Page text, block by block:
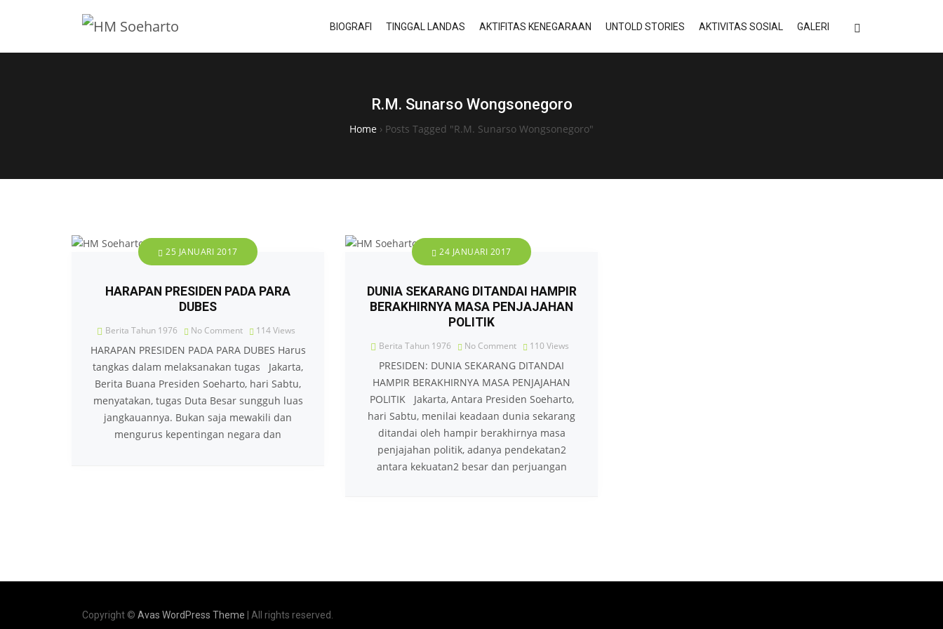
BIOGRAFI TINGGAL LANDAS AKTIFITAS KENEGARAAN UNTOLD STORIES AKTIVITAS SOSIAL GALERI
R.M. Sunarso Wongsonegoro
Home › Posts Tagged "R.M. Sunarso Wongsonegoro"
25 JANUARI 2017
HARAPAN PRESIDEN PADA PARA
DUBES
Berita Tahun 1976 No Comment 114Views
HARAPAN PRESIDEN PADA PARA DUBES Harus
tangkas dalam melaksanakan tugas Jakarta,
Berita Buana Presiden Soeharto, hari Sabtu,
menyatakan, tugas Duta Besar sungguh luas
jangkauannya. Bukan saja mewakili dan
mengurus kepentingan negara dan
24 JANUARI 2017
DUNIA SEKARANG DITANDAI HAMPIR
BERAKHIRNYA MASA PENJAJAHAN
POLITIK
Berita Tahun 1976 No Comment 110 Views
PRESIDEN: DUNIA SEKARANG DITANDAI
HAMPIR BERAKHIRNYA MASA PENJAJAHAN
POLITIK Jakarta, Antara Presiden Soeharto,
hari Sabtu, menilai keadaan dunia sekarang
ditandai oleh hampir berakhirnya masa
penjajahan politik, adanya pendekatan2
antara kekuatan2 besar dan perjuangan
Copyright © Avas WordPress Theme | All rights reserved.